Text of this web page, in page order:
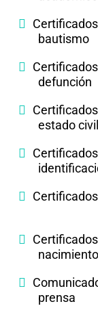
bautismo
defunción
estado civil
nacimiento
prensa